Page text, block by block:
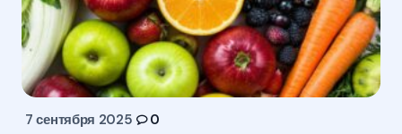
7 сентября 2025 0